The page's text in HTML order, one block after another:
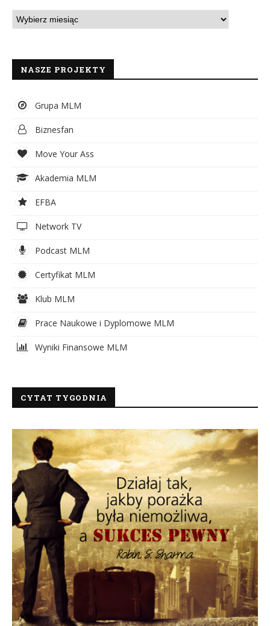
NASZE PROJEKTY
Grupa MLM
Biznesfan
Move Your Ass
Akademia MLM
EFBA
Network TV
Podcast MLM
Certyfikat MLM
Klub MLM
Prace Naukowe i Dyplomowe MLM
Wyniki Finansowe MLM
CYTAT TYGODNIA